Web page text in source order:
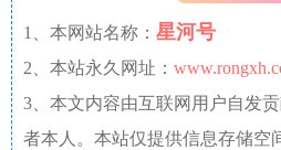
1、本网站名称： 星河号
2、本站永久网址：
3、本文内容由互联网用户自发
者本人。本站仅提供信息存储空